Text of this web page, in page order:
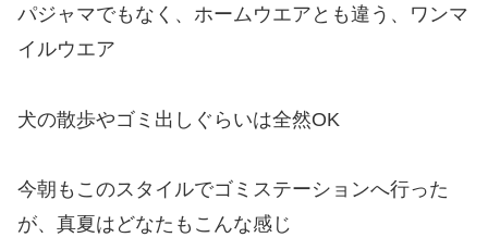
パジャマでもなく、ホームウエアとも違う、ワンマ
イルウエア
犬の散歩やゴミ出しぐらいは全然OK
今朝もこのスタイルでゴミステーションへ行った
が、真夏はどなたもこんな感じ